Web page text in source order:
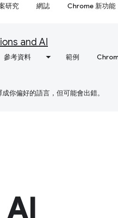
研究 網誌 Chrome 新功能
and AI
參考資料 範例
你偏好的語言，但可能會出錯。